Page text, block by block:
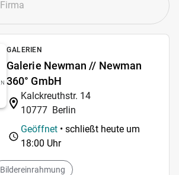
GALERIEN
Galerie Newman // Newman
360° GmbH
Kalckreuthstr. 14
10777 Berlin
Geöffnet • schließt heute um
18:00 Uhr
Bildereinrahmung